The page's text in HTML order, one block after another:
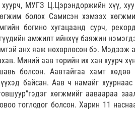
МУГЗ Ц.Цэрэндоржийн хүү,
болох Самисэн хэмээх
богино хугацаанд сурч,
амжилт ийнхүү баяжин
анх яаж нөхөрлөсөн бэ. Мэдээж
Миний аав төрийн их хан хуурч
болсон. Аавтайгаа хамт
байсан. Аав ч намайг
хөгжмийг ааваараа
тоглодог болсон. Харин 11